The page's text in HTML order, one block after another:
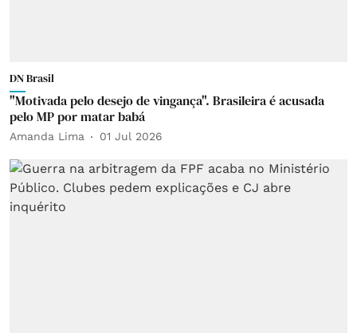
DN Brasil
"Motivada pelo desejo de vingança". Brasileira é acusada
pelo MP por matar babá
Amanda Lima 01 Jul 2026